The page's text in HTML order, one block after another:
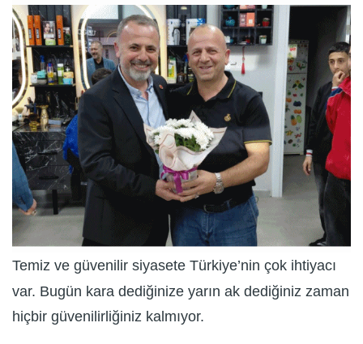
Temiz ve güvenilir siyasete Türkiye’nin çok ihtiyacı
var. Bugün kara dediğinize yarın ak dediğiniz zaman
hiçbir güvenilirliğiniz kalmıyor.